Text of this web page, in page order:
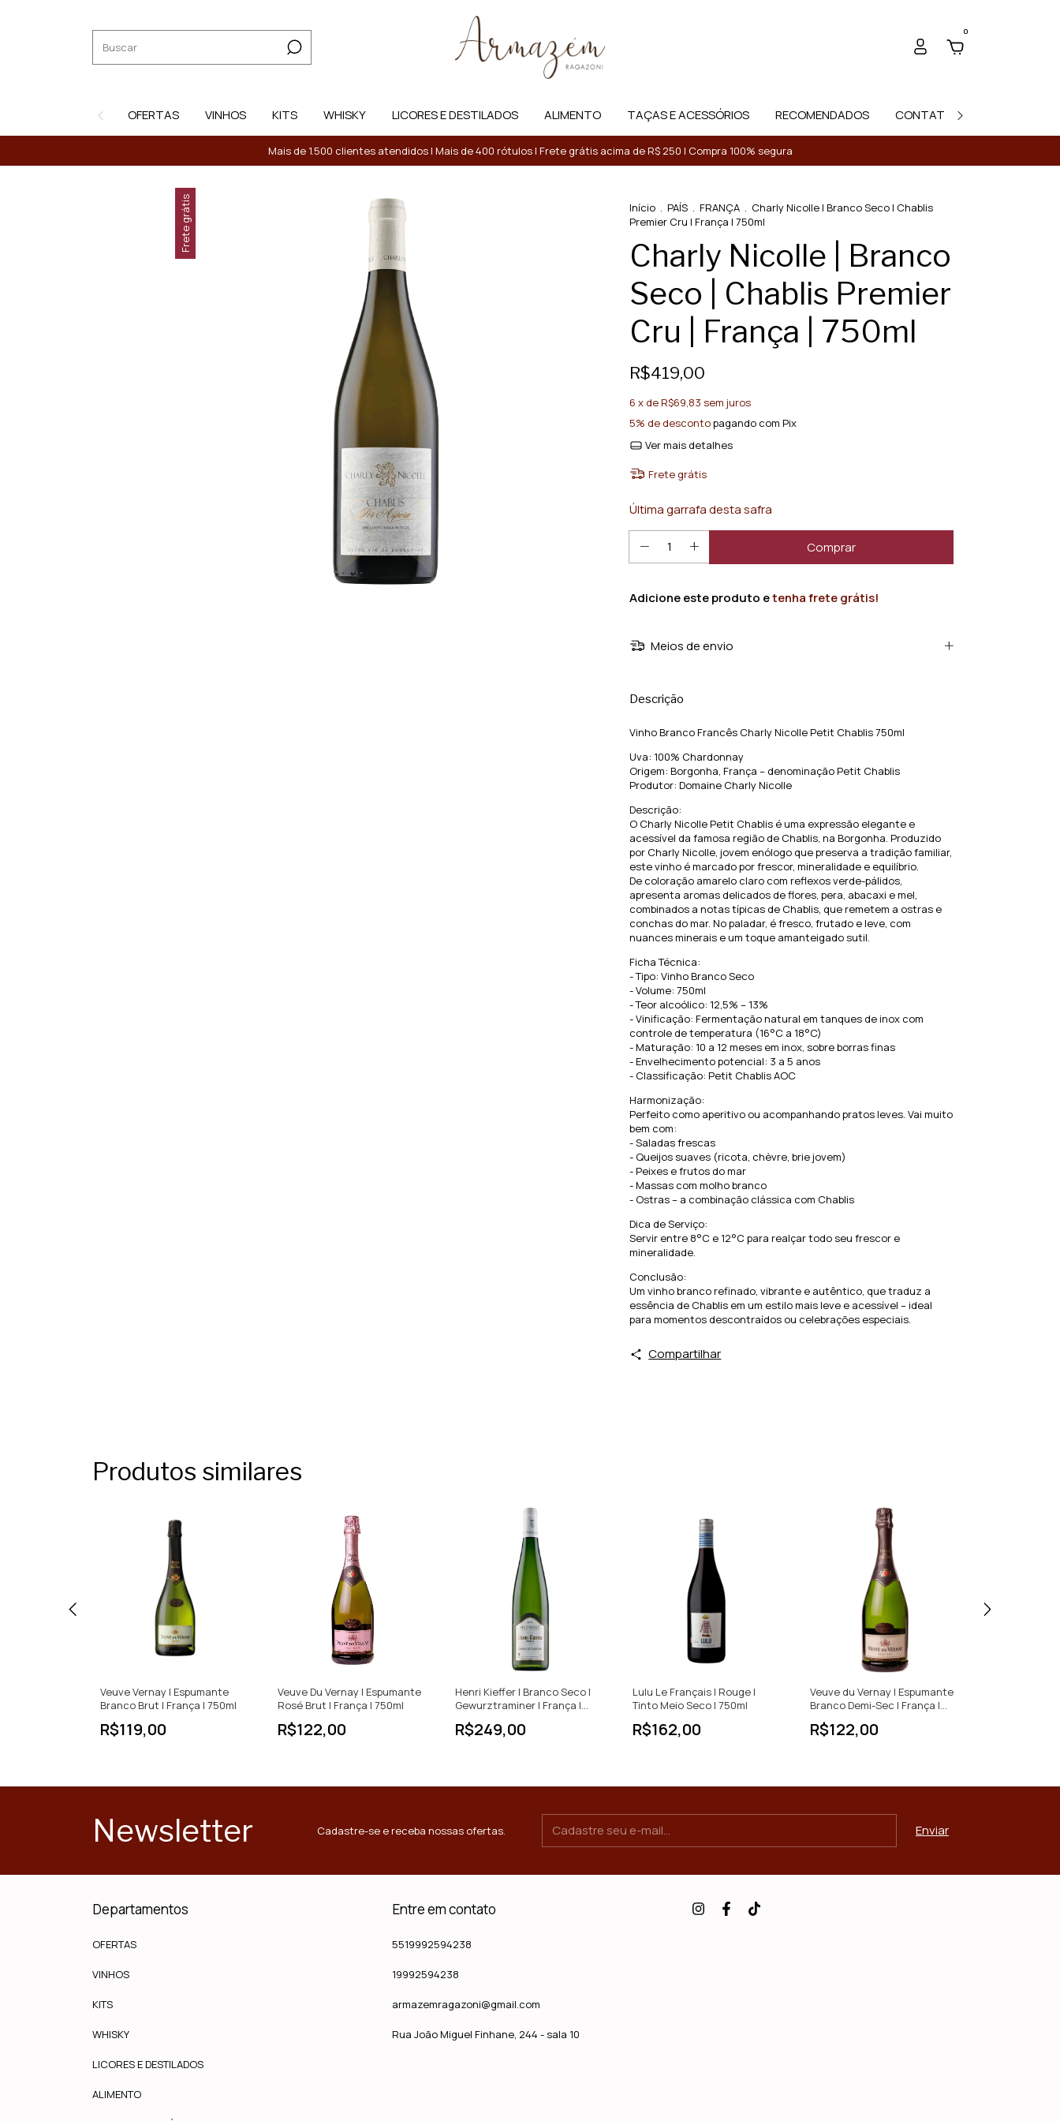
0
OFERTAS VINHOS KITS WHISKY LICORES E DESTILADOS ALIMENTO TAÇAS E ACESSÓRIOS RECOMENDADOS CONTATO
Mais de 1.500 clientes atendidos | Mais de 400 rótulos | Frete grátis acima de R$ 250 | Compra 100% segura
Frete grátis Início . PAÍS . FRANÇA . Charly Nicolle | Branco Seco | Chablis
Premier Cru | França | 750ml
Charly Nicolle | Branco
Seco | Chablis Premier
Cru | França | 750ml
R$419,00
6 x deR$69,83 sem juros
5% de descontopagando com Pix
Ver mais detalhes
Frete grátis
Última garrafa desta safra
Adicione este produto etenha frete grátis!
Meios de envio
Descrição
Vinho Branco Francês Charly Nicolle Petit Chablis 750ml
Uva: 100% Chardonnay
Origem: Borgonha, França – denominação Petit Chablis
Produtor: Domaine Charly Nicolle
Descrição:
O Charly Nicolle Petit Chablis é uma expressão elegante e
acessível da famosa região de Chablis, na Borgonha. Produzido
por Charly Nicolle, jovem enólogo que preserva a tradição familiar,
este vinho é marcado por frescor, mineralidade e equilíbrio.
De coloração amarelo claro com reflexos verde-pálidos,
apresenta aromas delicados de flores, pera, abacaxi e mel,
combinados a notas típicas de Chablis, que remetem a ostras e
conchas do mar. No paladar, é fresco, frutado e leve, com
nuances minerais e um toque amanteigado sutil.
Ficha Técnica:
- Tipo: Vinho Branco Seco
- Volume: 750ml
- Teor alcoólico: 12,5% – 13%
- Vinificação: Fermentação natural em tanques de inox com
controle de temperatura (16°C a 18°C)
- Maturação: 10 a 12 meses em inox, sobre borras finas
- Envelhecimento potencial: 3 a 5 anos
- Classificação: Petit Chablis AOC
Harmonização:
Perfeito como aperitivo ou acompanhando pratos leves. Vai muito
bem com:
- Saladas frescas
- Queijos suaves (ricota, chèvre, brie jovem)
- Peixes e frutos do mar
- Massas com molho branco
- Ostras – a combinação clássica com Chablis
Dica de Serviço:
Servir entre 8°C e 12°C para realçar todo seu frescor e
mineralidade.
Conclusão:
Um vinho branco refinado, vibrante e autêntico, que traduz a
essência de Chablis em um estilo mais leve e acessível – ideal
para momentos descontraídos ou celebrações especiais.
Compartilhar
Produtos similares
Veuve Vernay | Espumante
Branco Brut | França | 750ml
R$119,00
Veuve Du Vernay | Espumante
Rosé Brut | França | 750ml
R$122,00
Henri Kieffer | Branco Seco |
Gewurztraminer | França |
750ml
R$249,00
Lulu Le Français | Rouge |
Tinto Meio Seco | 750ml
R$162,00
Veuve du Vernay | Espumante
Branco Demi-Sec | França |
750ml
R$122,00
Newsletter Cadastre-se e receba nossas ofertas.
Departamentos
OFERTAS
VINHOS
KITS
WHISKY
LICORES E DESTILADOS
ALIMENTO
Entre em contato
5519992594238
19992594238
armazemragazoni@gmail.com
Rua João Miguel Finhane, 244 - sala 10